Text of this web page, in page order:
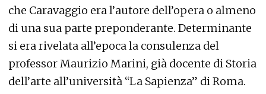
che Caravaggio era l’autore dell’opera o almeno
di una sua parte preponderante. Determinante
si era rivelata all’epoca la consulenza del
professor Maurizio Marini, già docente di Storia
dell’arte all’università “La Sapienza” di Roma.